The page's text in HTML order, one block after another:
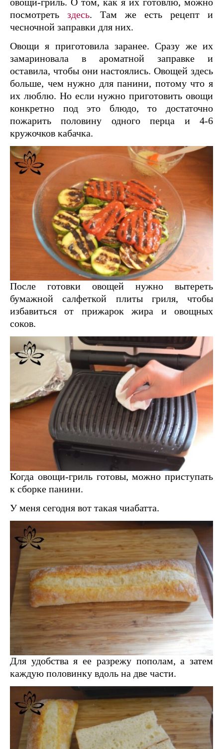
посмотреть здесь. Там же есть рецепт и
чесночной заправки для них.
Овощи я приготовила заранее. Сразу же их
замариновала в ароматной заправке и
оставила, чтобы они настоялись. Овощей здесь
больше, чем нужно для панини, потому что я
их люблю. Но если нужно приготовить овощи
конкретно под это блюдо, то достаточно
пожарить половину одного перца и 4-6
кружочков кабачка.
После готовки овощей нужно вытереть
бумажной салфеткой плиты гриля, чтобы
избавиться от прижарок жира и овощных
соков.
Когда овощи-гриль готовы, можно приступать
к сборке панини.
У меня сегодня вот такая чиабатта.
Для удобства я ее разрежу пополам, а затем
каждую половинку вдоль на две части.